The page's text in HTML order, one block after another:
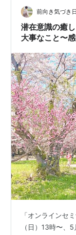
前向き気づき
潜在意識の癒
大事なこと〜
「オンラインセ
（日）13時〜、